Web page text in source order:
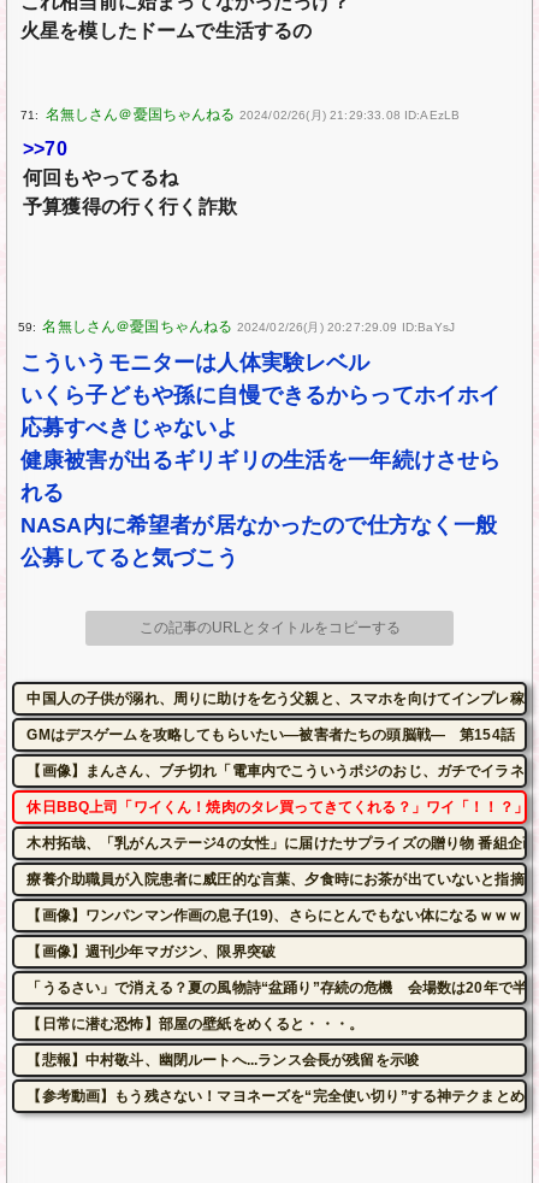
火星を模したドームで生活するの
71: 2024/02/26(月) 21:29:33.08 ID:AEzLB
>>70
何回もやってるね
予算獲得の行く行く詐欺
59: 2024/02/26(月) 20:27:29.09 ID:BaYsJ
こういうモニターは人体実験レベル
いくら子どもや孫に自慢できるからってホイホイ
応募すべきじゃないよ
健康被害が出るギリギリの生活を一年続けさせら
れる
NASA内に希望者が居なかったので仕方なく一般
公募してると気づこう
この記事のURLとタイトルをコピーする
中国人の子供が溺れ、周りに助けを乞う父親と、スマホを向けてインプレ稼
GMはデスゲームを攻略してもらいたい―被害者たちの頭脳戦― 第154話
【画像】まんさん、ブチ切れ「電車内でこういうポジのおじ、ガチでイラネ
休日BBQ上司「ワイくん！焼肉のタレ買ってきてくれる？」ワイ「！！？」
木村拓哉、「乳がんステージ4の女性」に届けたサプライズの贈り物 番組企
療養介助職員が入院患者に威圧的な言葉、夕食時にお茶が出ていないと指摘
【画像】ワンパンマン作画の息子(19)、さらにとんでもない体になるｗｗｗｗ
【画像】週刊少年マガジン、限界突破
「うるさい」で消える？夏の風物詩“盆踊り”存続の危機 会場数は20年で半...
【日常に潜む恐怖】部屋の壁紙をめくると・・・。
【悲報】中村敬斗、幽閉ルートへ...ランス会長が残留を示唆
【参考動画】もう残さない！マヨネーズを“完全使い切り”する神テクまとめ